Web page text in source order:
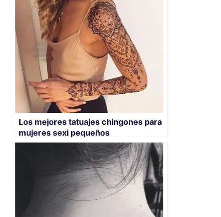
Los mejores tatuajes chingones para
mujeres sexi pequeños